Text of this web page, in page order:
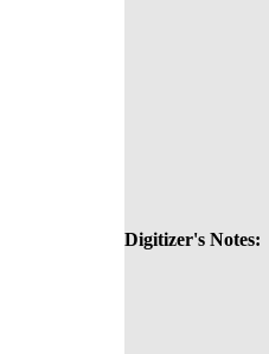
Digitizer's Notes: